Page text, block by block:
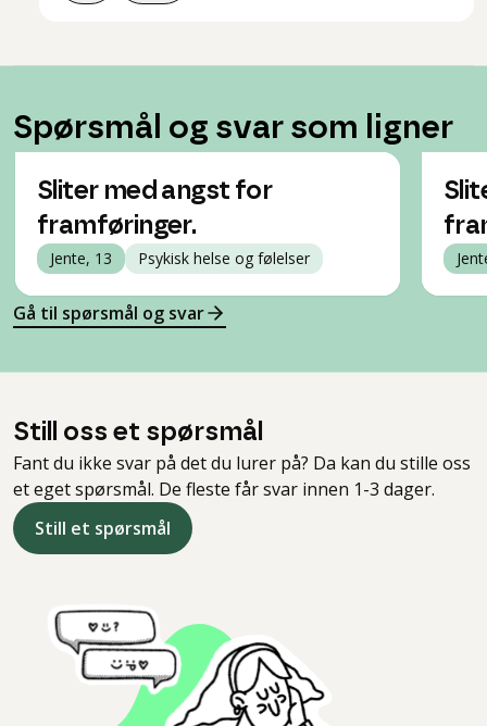
Spørsmål og svar som ligner
Sliter med angst for
framføringer.
Jente, 13 Psykisk helse og følelser
Gå til spørsmål og svar
Still oss et spørsmål
Fant du ikke svar på det du lurer på? Da kan du stille oss
et eget spørsmål. De fleste får svar innen 1-3 dager.
Still et spørsmål